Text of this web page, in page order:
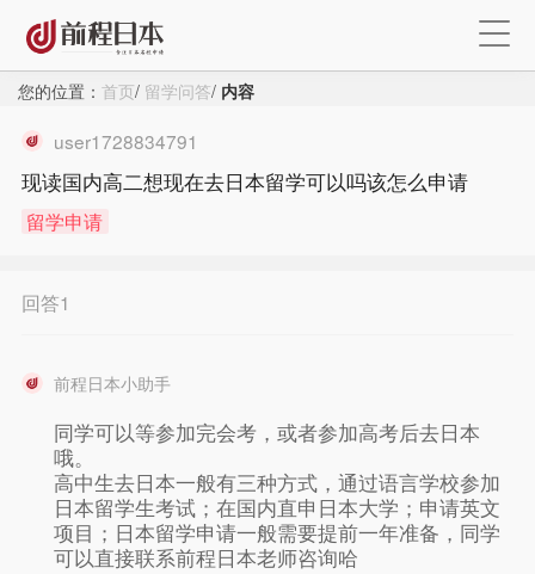
您的位置： 首页/ 留学问答/ 内容
user1728834791
现读国内高二想现在去日本留学可以吗该怎么申请
留学申请
回答1
前程日本小助手
同学可以等参加完会考，或者参加高考后去日本
哦。
高中生去日本一般有三种方式，通过语言学校参加
日本留学生考试；在国内直申日本大学；申请英文
项目；日本留学申请一般需要提前一年准备，同学
可以直接联系前程日本老师咨询哈
注册